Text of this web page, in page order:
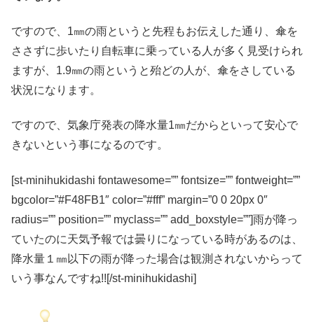
ですので、1㎜の雨というと先程もお伝えした通り、傘を
ささずに歩いたり自転車に乗っている人が多く見受けられ
ますが、1.9㎜の雨というと殆どの人が、傘をさしている
状況になります。
ですので、気象庁発表の降水量1㎜だからといって安心で
きないという事になるのです。
[st-minihukidashi fontawesome=”” fontsize=”” fontweight=””
bgcolor=”#F48FB1″ color=”#fff” margin=”0 0 20px 0″
radius=”” position=”” myclass=”” add_boxstyle=””]雨が降っ
ていたのに天気予報では曇りになっている時があるのは、
降水量１㎜以下の雨が降った場合は観測されないからって
いう事なんですね!![/st-minihukidashi]